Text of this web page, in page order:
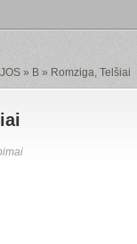
» B » Romziga, Telšiai